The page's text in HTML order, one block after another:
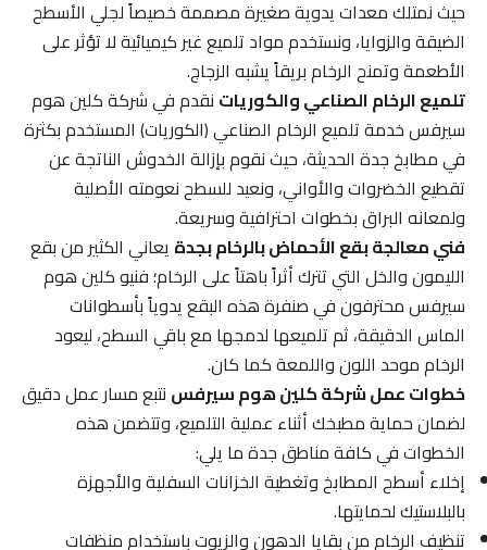
حيث نمتلك معدات يدوية صغيرة مصممة خصيصاً لجلي الأسطح
الضيقة والزوايا، ونستخدم مواد تلميع غير كيميائية لا تؤثر على
الأطعمة وتمنح الرخام بريقاً يشبه الزجاج.
تلميع الرخام الصناعي والكورياتنقدم في شركة كلين هوم
سيرفس خدمة تلميع الرخام الصناعي (الكوريات) المستخدم بكثرة
في مطابخ جدة الحديثة، حيث نقوم بإزالة الخدوش الناتجة عن
تقطيع الخضروات والأواني، ونعيد للسطح نعومته الأصلية
ولمعانه البراق بخطوات احترافية وسريعة.
فني معالجة بقع الأحماض بالرخام بجدةيعاني الكثير من بقع
الليمون والخل التي تترك أثراً باهتاً على الرخام؛ فنيو كلين هوم
سيرفس محترفون في صنفرة هذه البقع يدوياً بأسطوانات
الماس الدقيقة، ثم تلميعها لدمجها مع باقي السطح، ليعود
الرخام موحد اللون واللمعة كما كان.
خطوات عمل شركة كلين هوم سيرفسنتبع مسار عمل دقيق
لضمان حماية مطبخك أثناء عملية التلميع، وتتضمن هذه
الخطوات في كافة مناطق جدة ما يلي:
إخلاء أسطح المطابخ وتغطية الخزانات السفلية والأجهزة
بالبلاستيك لحمايتها.
تنظيف الرخام من بقايا الدهون والزيوت باستخدام منظفات